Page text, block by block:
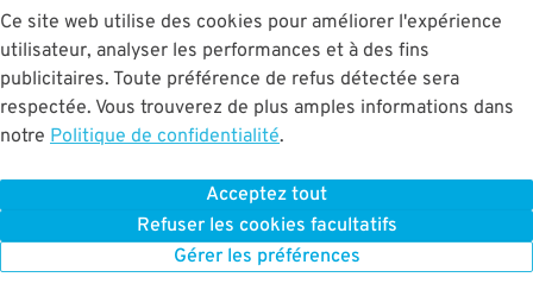
Ce site web utilise des cookies pour améliorer l'expérience
utilisateur, analyser les performances et à des fins
publicitaires. Toute préférence de refus détectée sera
respectée. Vous trouverez de plus amples informations dans
notre Politique de confidentialité.
Acceptez tout
Refuser les cookies facultatifs
Gérer les préférences
HAUT
Tous les droits sont réservés.
Terms of Use for Motorists| Privacy Policy|ALPR Policy
Your Privacy Choices